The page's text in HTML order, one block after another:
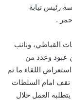
رئيس نيابة
.
القباطي، ونائب
عبود وعدد من
اللقاء ما تم
تقف امام السلطات
العمل خلال